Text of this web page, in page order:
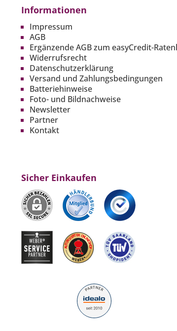
Informationen
Impressum
AGB
Ergänzende AGB zum easyCredit-
Widerrufsrecht
Datenschutzerklärung
Versand und Zahlungsbedingungen
Batteriehinweise
Foto- und Bildnachweise
Newsletter
Partner
Kontakt
Sicher Einkaufen